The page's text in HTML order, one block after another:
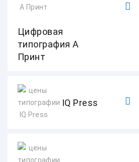
Цифровая
типография А
Принт
IQ Press